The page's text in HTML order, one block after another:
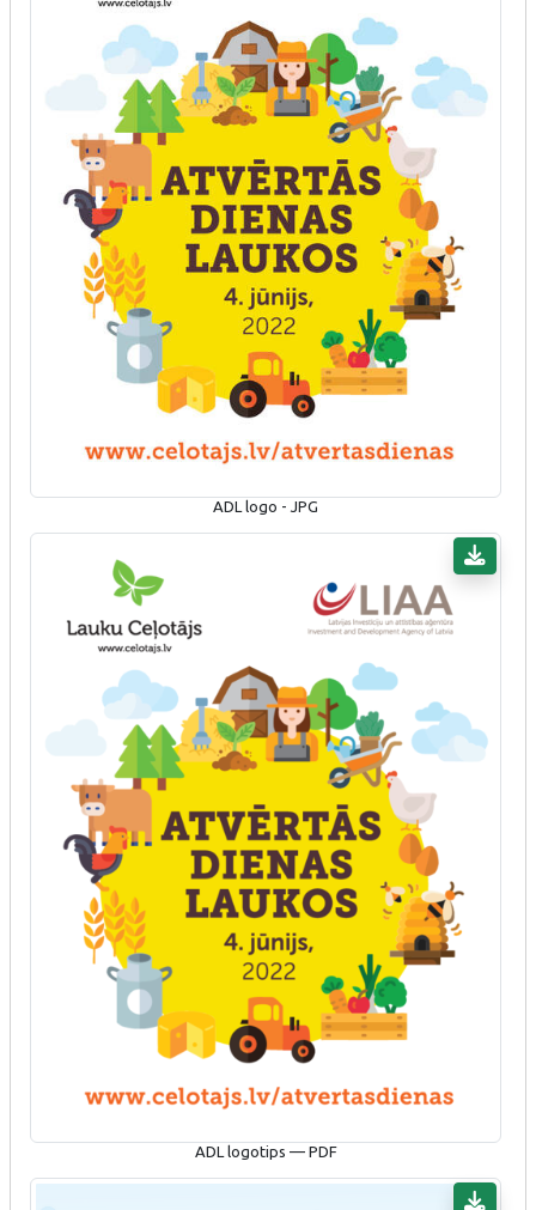
ADL logo - JPG
ADL logotips — PDF